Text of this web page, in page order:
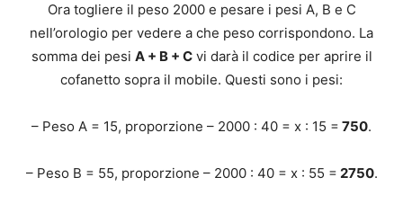
Ora togliere il peso 2000 e pesare i pesi A, B e C
nell’orologio per vedere a che peso corrispondono. La
somma dei pesi A + B + Cvi darà il codice per aprire il
cofanetto sopra il mobile. Questi sono i pesi:
– Peso A = 15, proporzione – 2000 : 40 = x : 15 = 750.
– Peso B = 55, proporzione – 2000 : 40 = x : 55 = 2750.